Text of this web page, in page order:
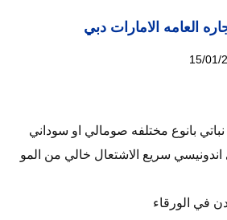
العامه الامارات دبي
15/01/
بانوع مختلفه صومالي او سوداني
سريع الاشتعال خالي من المو
في الورقاء